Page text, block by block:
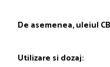
De asemenea, uleiul
Utilizare si dozaj: